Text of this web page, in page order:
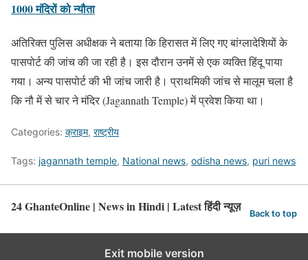
1000 मंदिरों को न्यौता
अतिरिक्त पुलिस अधीक्षक ने बताया कि हिरासत में लिए गए बांग्लादेशियों के
पासपोर्ट की जांच की जा रही है। इस दौरान उनमें से एक व्यक्ति हिंदू पाया
गया। अन्य पासपोर्ट की भी जांच जारी है। प्राथमिकी जांच से मालूम चला है
कि नौ में से चार ने मंदिर (Jagannath Temple) में प्रवेश किया था।
Categories: क्राइम, राष्ट्रीय
Tags: jagannath temple, National news, odisha news, puri news
24 GhanteOnline | News in Hindi | Latest हिंदी न्यूज़ Back to top
Exit mobile version